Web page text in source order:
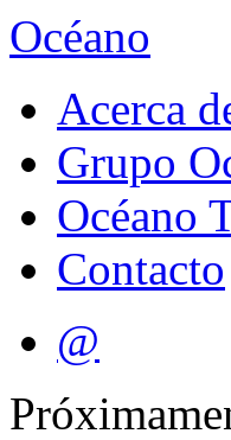
Océano
Acerca
Grupo
Océano
Contacto
@